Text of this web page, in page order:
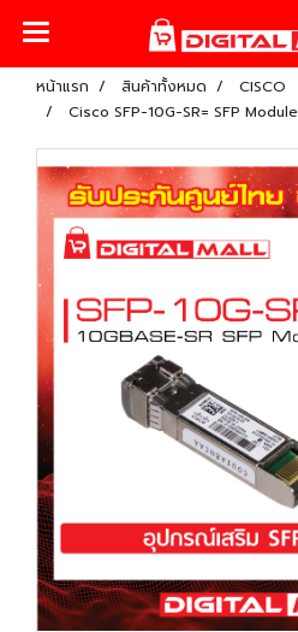
หน้าแรก สินค้าทั้งหมด
CISCO
Cisco SFP-10G-SR= SFP Module